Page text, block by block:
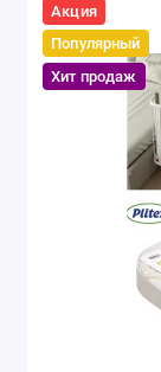
Акция
Популярный
Хит продаж